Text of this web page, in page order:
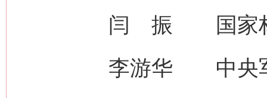
闫 振 国家林草
李游华 中央军委